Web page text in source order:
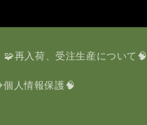
🧩再入荷、受注生産について🧠
個人情報保護🧠